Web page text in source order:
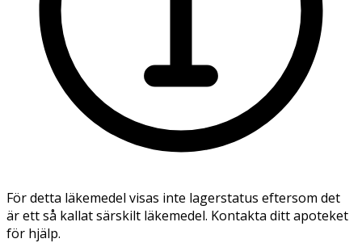
För detta läkemedel visas inte lagerstatus eftersom det
är ett så kallat särskilt läkemedel. Kontakta ditt apoteket
för hjälp.